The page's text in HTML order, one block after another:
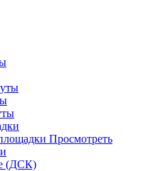
Просмотреть
(ДСК)